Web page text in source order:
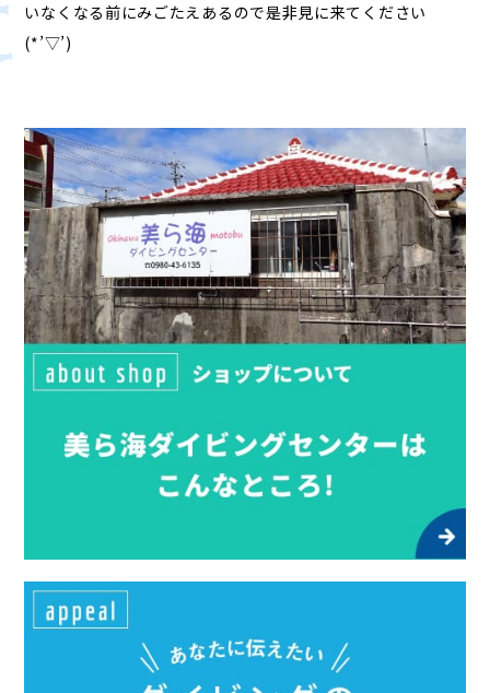
いなくなる前にみごたえあるので是非見に来てください
(*’▽’)